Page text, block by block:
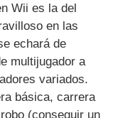
Wii es la del
en las
echará de
multijugador a
variados.
básica, carrera
(conseguir un